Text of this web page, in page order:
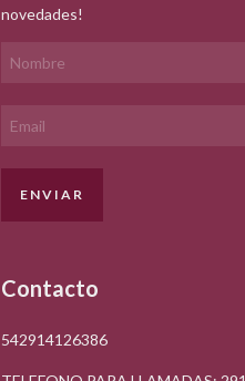
novedades!
Contacto
542914126386